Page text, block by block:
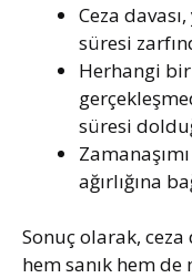
Ceza
süresi
Herhangi
süresi
ağırlığına
Sonuç olarak, ceza
hem sanık hem